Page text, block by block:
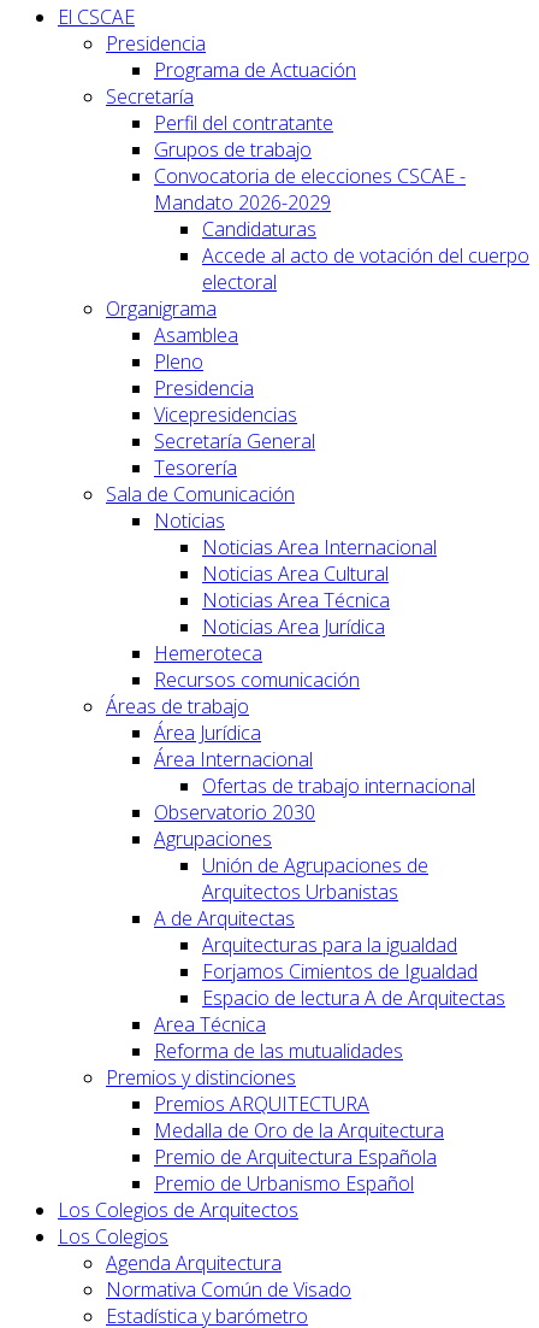
El CSCAE
Presidencia
Programa de Actuación
Secretaría
Perfil del contratante
Grupos de trabajo
Convocatoria de elecciones CSCAE -
Mandato 2026-2029
Candidaturas
Accede al acto de votación del cuerpo
electoral
Organigrama
Asamblea
Pleno
Presidencia
Vicepresidencias
Secretaría General
Tesorería
Sala de Comunicación
Noticias
Noticias Area Internacional
Noticias Area Cultural
Noticias Area Técnica
Noticias Area Jurídica
Hemeroteca
Recursos comunicación
Áreas de trabajo
Área Jurídica
Área Internacional
Ofertas de trabajo internacional
Observatorio 2030
Agrupaciones
Unión de Agrupaciones de
Arquitectos Urbanistas
A de Arquitectas
Arquitecturas para la igualdad
Forjamos Cimientos de Igualdad
Espacio de lectura A de Arquitectas
Area Técnica
Reforma de las mutualidades
Premios y distinciones
Premios ARQUITECTURA
Medalla de Oro de la Arquitectura
Premio de Arquitectura Española
Premio de Urbanismo Español
Los Colegios de Arquitectos
Los Colegios
Agenda Arquitectura
Normativa Común de Visado
Estadística y barómetro